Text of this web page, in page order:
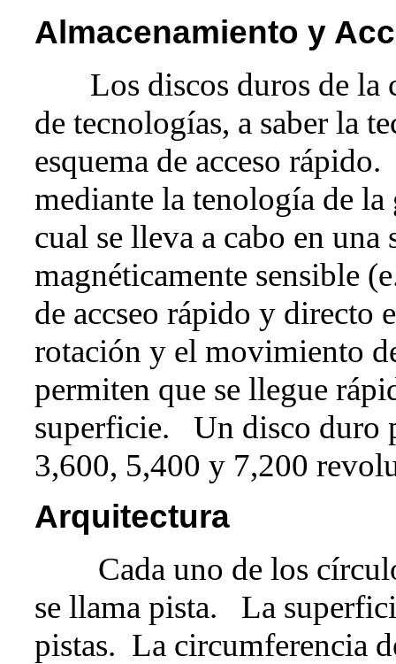
Almacenamiento y
Los discos duros de la
de tecnologías, a saber la
esquema de acceso
mediante la tenología de
cual se lleva a cabo en
magnéticamente sensible
de accseo rápido y directo
rotación y el movimiento
permiten que se llegue
superficie. Un disco duro
3,600, 5,400 y 7,200
Arquitectura
Cada uno de los
se llama pista. La
pistas. La circumferencia